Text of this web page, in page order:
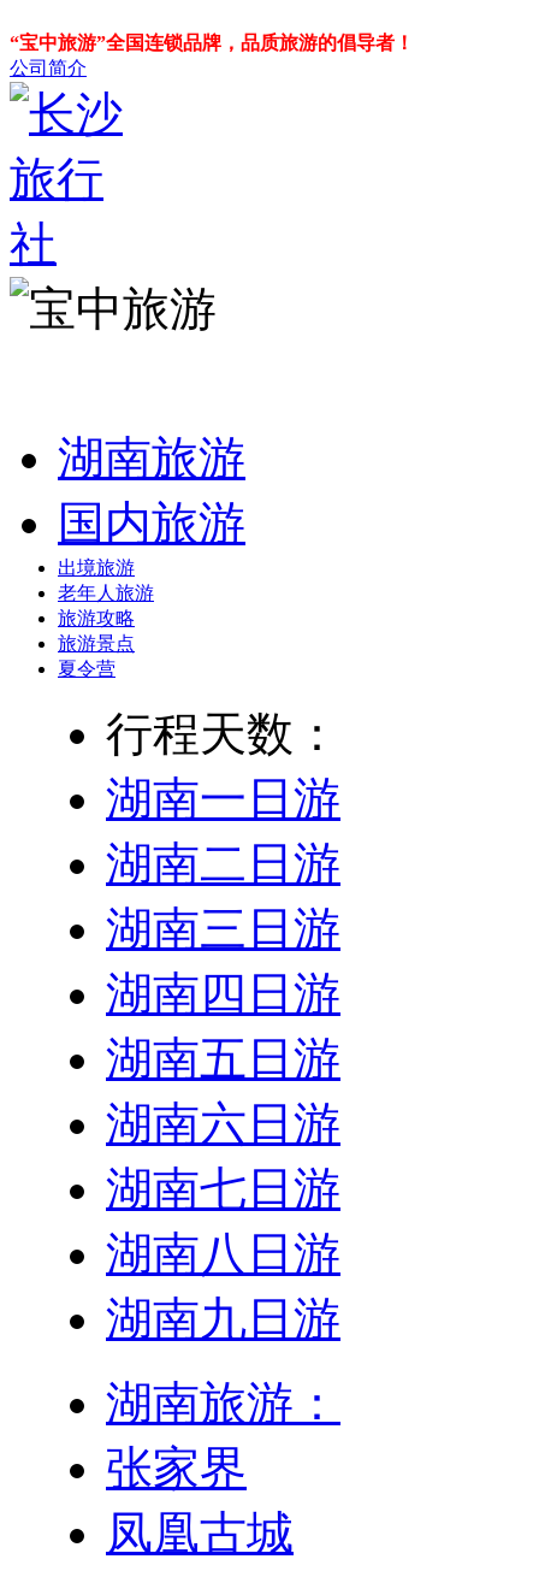
“宝中旅游”全国连锁品牌，品质旅游的倡导者！
公司简介
湖南旅游
国内旅游
出境旅游
老年人旅游
旅游攻略
旅游景点
夏令营
行程天数：
湖南一日游
湖南二日游
湖南三日游
湖南四日游
湖南五日游
湖南六日游
湖南七日游
湖南八日游
湖南九日游
湖南旅游：
张家界
凤凰古城